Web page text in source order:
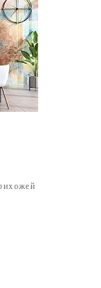
чтобы
и